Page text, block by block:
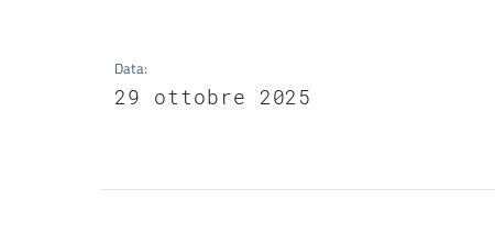
Data:
29 ottobre 2025